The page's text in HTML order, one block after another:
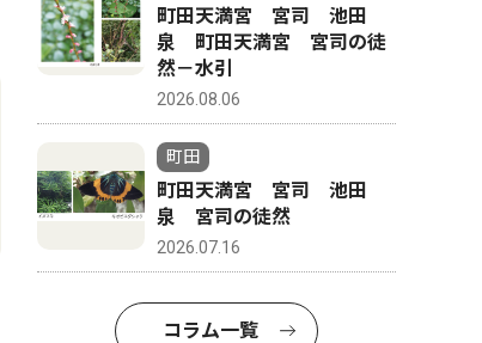
町田天満宮 宮司 池田
泉 町田天満宮 宮司の徒
然－水引
2026.08.06
町田
町田天満宮 宮司 池田
泉 宮司の徒然
2026.07.16
コラム一覧